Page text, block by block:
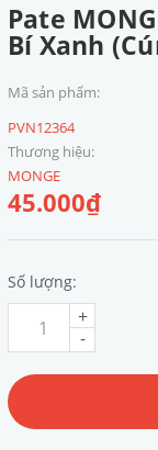
Pate
Bí Xanh
Mã sản phẩm:
PVN12364
Thương hiệu:
MONGE
45.000₫
Số lượng:
-
+